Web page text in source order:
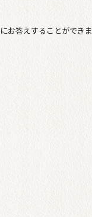
お答えすることができま